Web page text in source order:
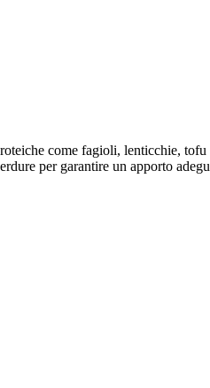
come fagioli, lenticchie, tofu
per garantire un apporto